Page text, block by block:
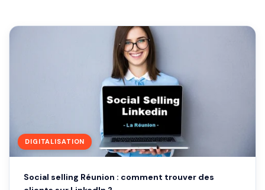
DIGITALISATION
Social selling Réunion : comment trouver des